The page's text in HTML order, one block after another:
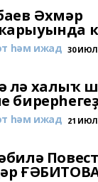
Әхмәр
һәм ижад 30
лә халыҡ
һәм ижад 21